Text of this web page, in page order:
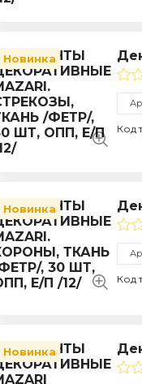
Новинка
Код
Новинка
Код
Новинка